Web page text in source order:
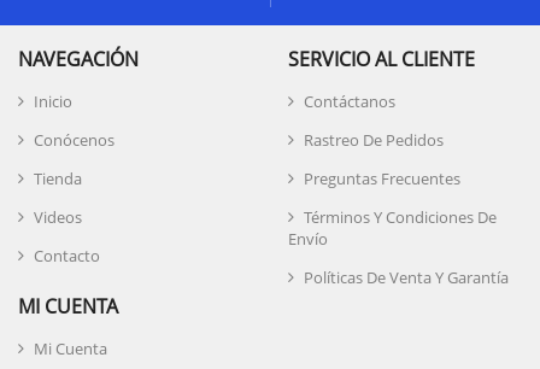
NAVEGACIÓN
Inicio
Conócenos
Tienda
Videos
Contacto
SERVICIO AL CLIENTE
Contáctanos
Rastreo De Pedidos
Preguntas Frecuentes
Términos Y Condiciones De
Envío
Políticas De Venta Y Garantía
MI CUENTA
Mi Cuenta